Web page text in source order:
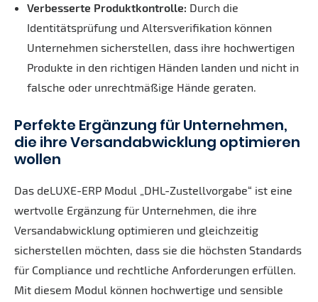
Verbesserte Produktkontrolle: Durch die
Identitätsprüfung und Altersverifikation können
Unternehmen sicherstellen, dass ihre hochwertigen
Produkte in den richtigen Händen landen und nicht in
falsche oder unrechtmäßige Hände geraten.
Perfekte Ergänzung für Unternehmen,
die ihre Versandabwicklung optimieren
wollen
Das deLUXE-ERP Modul „DHL-Zustellvorgabe“ ist eine
wertvolle Ergänzung für Unternehmen, die ihre
Versandabwicklung optimieren und gleichzeitig
sicherstellen möchten, dass sie die höchsten Standards
für Compliance und rechtliche Anforderungen erfüllen.
Mit diesem Modul können hochwertige und sensible